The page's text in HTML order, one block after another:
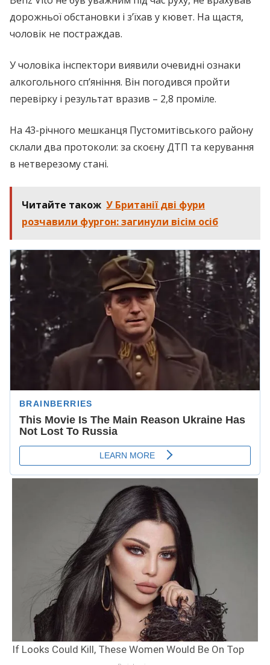
дорожньої обстановки і з’їхав у кювет. На щастя,
чоловік не постраждав.
У чоловіка інспектори виявили очевидні ознаки
алкогольного сп’яніння. Він погодився пройти
перевірку і результат вразив – 2,8 проміле.
На 43-річного мешканця Пустомитівського району
склали два протоколи: за скоєну ДТП та керування
в нетверезому стані.
Читайте також У Британії дві фури
розчавили фургон: загинули вісім осіб